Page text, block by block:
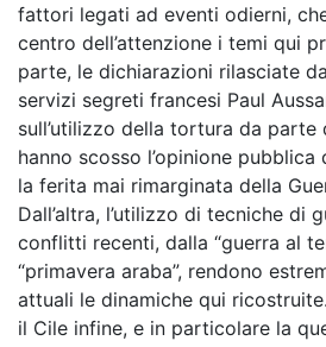
fattori legati ad eventi odierni,
centro dell’attenzione i temi qui
parte, le dichiarazioni rilasciate
servizi segreti francesi Paul
sull’utilizzo della tortura da parte
hanno scosso l’opinione pubblica
la ferita mai rimarginata della
Dall’altra, l’utilizzo di tecniche di
conflitti recenti, dalla “guerra al
“primavera araba”, rendono
attuali le dinamiche qui
il Cile infine, e in particolare la